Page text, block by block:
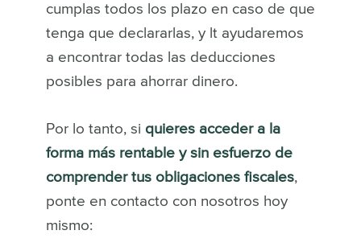
cumplas todos los plazo en caso de que
tenga que declararlas, y lt ayudaremos
a encontrar todas las deducciones
posibles para ahorrar dinero.
Por lo tanto, si quieres acceder a la
forma más rentable y sin esfuerzo de
comprender tus obligaciones fiscales,
ponte en contacto con nosotros hoy
mismo: